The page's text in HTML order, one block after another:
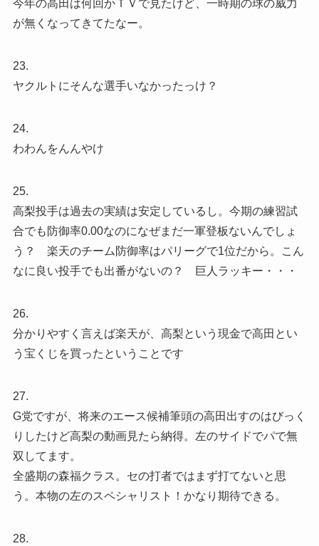
今年の高田は何回かＴＶで見たけど、一時期の球の威力
が無くなってきてたなー。
23.
ヤクルトにそんな選手いなかったっけ？
24.
わわんをんんやけ
25.
高梨投手は過去の実績は安定しているし。今期の練習試
合でも防御率0.00なのになぜまだ一軍登板ないんでしょ
う？ 楽天のチーム防御率はパリーグで1位だから。こん
なに良い投手でも出番がないの？ 巨人ラッキー・・・
26.
分かりやすく言えば楽天が、高梨という現金で高田とい
う宝くじを買ったということです
27.
G党ですが、将来のエース候補筆頭の高田出すのはびっく
りしたけど高梨の動画見たら納得。左のサイドでパで無
双してます。
全盛期の森福クラス。セの打者ではまず打てないと思
う。本物の左のスペシャリスト！かなり期待できる。
28.